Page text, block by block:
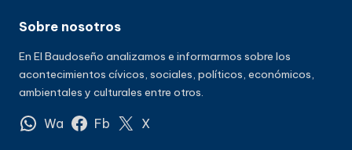
Sobre nosotros
En El Baudoseño analizamos e informarmos sobre los
acontecimientos cívicos, sociales, políticos, económicos,
ambientales y culturales entre otros.
Wa Fb X